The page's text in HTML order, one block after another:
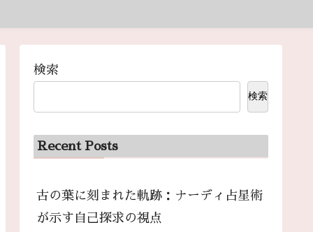
検索
検索
Recent Posts
古の葉に刻まれた軌跡：ナーディ占星術
が示す自己探求の視点